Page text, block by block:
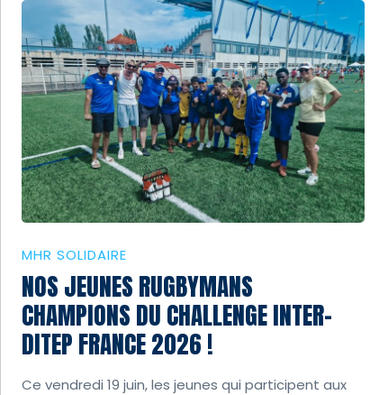
MHR SOLIDAIRE
NOS JEUNES RUGBYMANS
CHAMPIONS DU CHALLENGE INTER-
DITEP FRANCE 2026 !
Ce vendredi 19 juin, les jeunes qui participent aux